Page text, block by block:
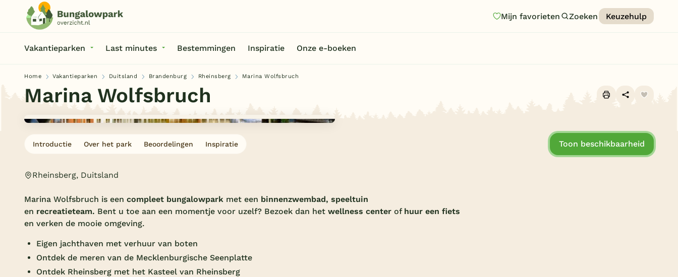
Mijn favorieten Zoeken Keuzehulp
Vakantieparken Last minutes Bestemmingen Inspiratie Onze e-boeken
Home Vakantieparken Duitsland Brandenburg Rheinsberg Marina Wolfsbruch
Marina Wolfsbruch
Introductie Over het park Beoordelingen Inspiratie Toon beschikbaarheid
Rheinsberg, Duitsland
Marina Wolfsbruch is een compleet bungalowpark met een binnenzwembad, speeltuin
en recreatieteam. Bent u toe aan een momentje voor uzelf? Bezoek dan het wellness center of huur een fiets
en verken de mooie omgeving.
Eigen jachthaven met verhuur van boten
Ontdek de meren van de Mecklenburgische Seenplatte
Ontdek Rheinsberg met het Kasteel van Rheinsberg